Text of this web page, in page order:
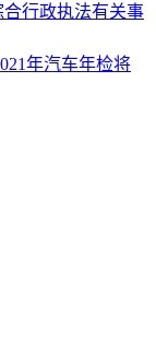
行政执法有关事
年汽车年检将